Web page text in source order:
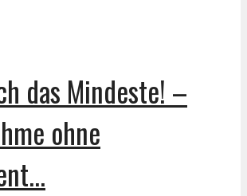
das Mindeste! –
ohne